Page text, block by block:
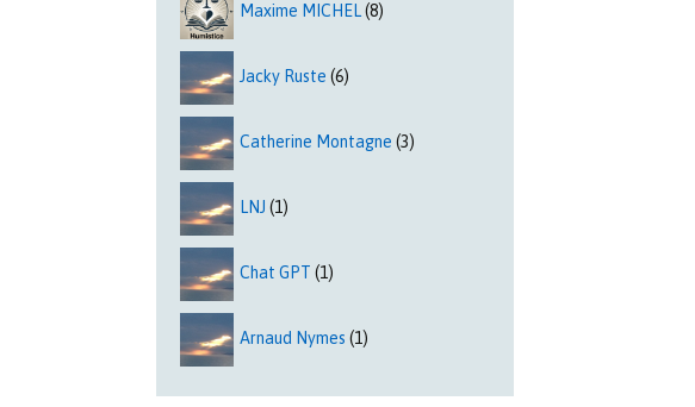
Maxime MICHEL(8)
Jacky Ruste (6)
Catherine Montagne (3)
LNJ (1)
Chat GPT (1)
Arnaud Nymes (1)